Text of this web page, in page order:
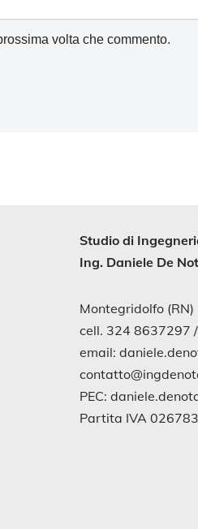
volta che commento.
Studio di
Ing. Daniele De
Montegridolfo (RN)
cell. 324 8637297
email:
PEC:
Partita IVA